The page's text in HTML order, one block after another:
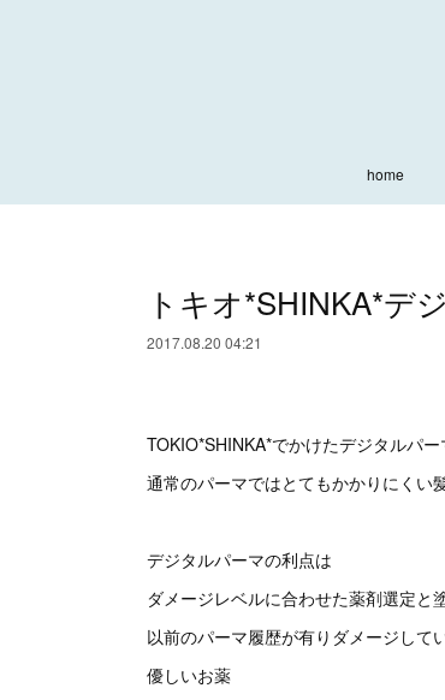
home
トキオ*SHINKA*デ
2017.08.20 04:21
TOKIO*SHINKA*でかけたデジタルパー
通常のパーマではとてもかかりにくい
デジタルパーマの利点は
ダメージレベルに合わせた薬剤選定と
以前のパーマ履歴が有りダメージして
優しいお薬